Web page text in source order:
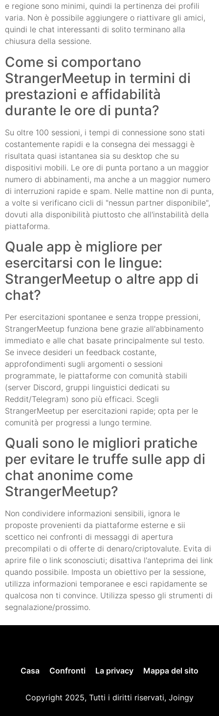
e regione sono minimi, quindi la pertinenza dei profili
varia. Non è possibile aggiungere o riattivare gli amici,
quindi le chat interessanti di solito terminano alla
chiusura della sessione.
Come si comportano
StrangerMeetup in termini di
prestazioni e affidabilità
durante le ore di punta?
Su oltre 100 sessioni, i tempi di connessione sono stati
costantemente rapidi e la consegna dei messaggi è
risultata quasi istantanea sia su desktop che su
dispositivi mobili. Le ore di punta portano a un maggior
numero di abbinamenti, ma anche a un maggior numero
di interruzioni rapide e spam. Nelle mattine non di punta,
a volte si verificano cicli di "nessun partner disponibile",
dovuti alla disponibilità piuttosto che all'instabilità della
piattaforma.
Quale app è migliore per
esercitarsi con le lingue:
StrangerMeetup o altre app di
chat?
Per esercitazioni spontanee e senza troppe pressioni,
StrangerMeetup funziona bene grazie all'abbinamento
immediato e alle chat basate principalmente sul testo.
Se invece desideri un feedback costante,
approfondimenti sugli argomenti o sessioni
programmate, le piattaforme con comunità stabili
(server Discord, gruppi linguistici dedicati su
Reddit/Telegram) sono più efficaci. Scegli
StrangerMeetup per esercitazioni rapide; opta per le
comunità per progressi a lungo termine.
Quali sono le migliori pratiche
per evitare le truffe sulle app di
chat anonime come
StrangerMeetup?
Non condividere informazioni sensibili, ignora le
proposte provenienti da piattaforme esterne e sii
scettico nei confronti di messaggi di apertura
precompilati o di offerte di denaro/criptovalute. Evita di
aprire file o link sconosciuti; disattiva l'anteprima dei link
quando possibile. Imposta un obiettivo per la sessione,
utilizza informazioni temporanee e esci rapidamente se
qualcosa non ti convince. Utilizza spesso gli strumenti di
segnalazione/prossimo.
Casa Confronti La privacy Mappa del sito
Copyright 2025, Tutti i diritti riservati, Joingy